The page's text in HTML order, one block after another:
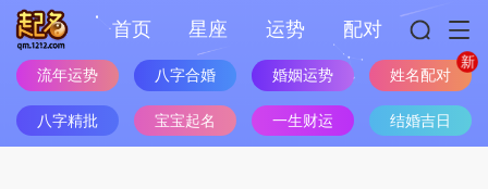
首页 星座 运势 配对
流年运势 八字合婚 婚姻运势 姓名配对
八字精批 宝宝起名 一生财运 结婚吉日